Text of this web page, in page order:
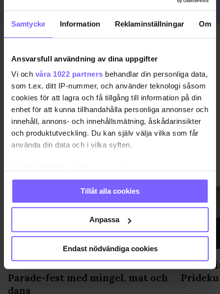
Samtycke Information Reklaminställningar Om
Ansvarsfull användning av dina uppgifter
Vi och våra 1022 partners behandlar din personliga data,
som t.ex. ditt IP-nummer, och använder teknologi såsom
cookies för att lagra och få tillgång till information på din
enhet för att kunna tillhandahålla personliga annonser och
innehåll, annons- och innehållsmätning, åskådarinsikter
och produktutveckling. Du kan själv välja vilka som får
använda din data och i vilka syften.
Samla in information om din geografiska plats
som kan ha en noggrannhet på upp till flera meter
Identifiera din enhet genom att aktivt skanna den
för specifika kännetecken (fingeravtryck)
Ta reda på mer om hur dina personliga uppgifter
Du kan ändra eller dra tillbaka ditt samtycke när som
helst från cookie-förklaringen.
Vi använder enhetsidentifierare för att anpassa innehållet
Tillåt alla cookies
Anpassa
Endast nödvändiga cookies
Uppdaterad 2016-11-15
DELA DEN HÄR ARTIKELN
Gondolenhuset fixade After
Parade-fest med mingel, mat och
dans